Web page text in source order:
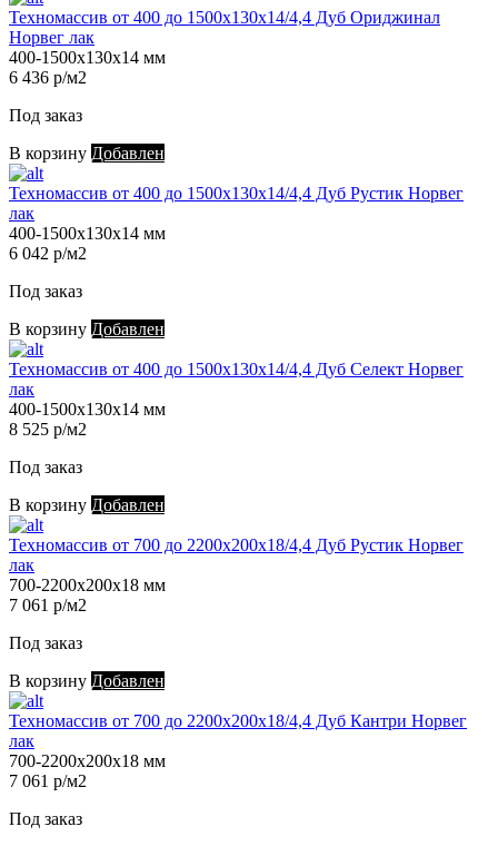
Техномассив от 400 до 1500х130х14/4,4 Дуб Ориджинал
Норвег лак
400-1500х130х14 мм
6 436 р/м2
Под заказ
В корзину Добавлен
Техномассив от 400 до 1500х130х14/4,4 Дуб Рустик Норвег
лак
400-1500х130х14 мм
6 042 р/м2
Под заказ
В корзину Добавлен
Техномассив от 400 до 1500х130х14/4,4 Дуб Селект Норвег
лак
400-1500х130х14 мм
8 525 р/м2
Под заказ
В корзину Добавлен
Техномассив от 700 до 2200х200х18/4,4 Дуб Рустик Норвег
лак
700-2200х200х18 мм
7 061 р/м2
Под заказ
В корзину Добавлен
Техномассив от 700 до 2200х200х18/4,4 Дуб Кантри Норвег
лак
700-2200х200х18 мм
7 061 р/м2
Под заказ